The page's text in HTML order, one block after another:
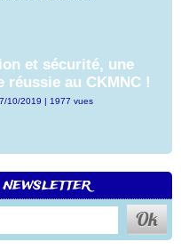
et sécurité, une
réussie au CKMNC !
10/2019 | 1977 vues